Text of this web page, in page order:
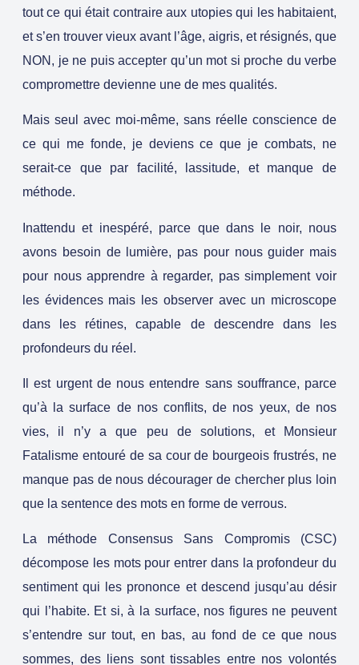
tout ce qui était contraire aux utopies qui les habitaient,
et s’en trouver vieux avant l’âge, aigris, et résignés, que
NON, je ne puis accepter qu’un mot si proche du verbe
compromettre devienne une de mes qualités.
Mais seul avec moi-même, sans réelle conscience de
ce qui me fonde, je deviens ce que je combats, ne
serait-ce que par facilité, lassitude, et manque de
méthode.
Inattendu et inespéré, parce que dans le noir, nous
avons besoin de lumière, pas pour nous guider mais
pour nous apprendre à regarder, pas simplement voir
les évidences mais les observer avec un microscope
dans les rétines, capable de descendre dans les
profondeurs du réel.
Il est urgent de nous entendre sans souffrance, parce
qu’à la surface de nos conflits, de nos yeux, de nos
vies, il n’y a que peu de solutions, et Monsieur
Fatalisme entouré de sa cour de bourgeois frustrés, ne
manque pas de nous décourager de chercher plus loin
que la sentence des mots en forme de verrous.
La méthode Consensus Sans Compromis (CSC)
décompose les mots pour entrer dans la profondeur du
sentiment qui les prononce et descend jusqu’au désir
qui l’habite. Et si, à la surface, nos figures ne peuvent
s’entendre sur tout, en bas, au fond de ce que nous
sommes, des liens sont tissables entre nos volontés